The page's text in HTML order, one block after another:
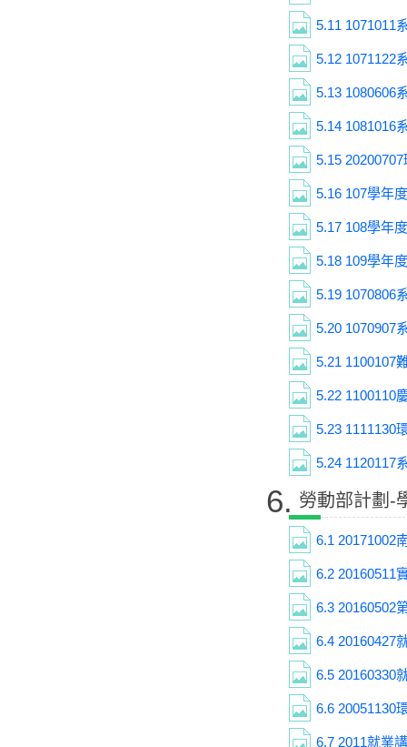
5.11 1071011
5.12 1071122
5.13 1080606
5.14 1081016
5.15
5.16 107學年
5.17 108學年
5.18 109學年
5.19 1070806
5.20 1070907
5.21 1100107
5.22 1100110
5.23 1111130
5.24 1120117
6. 勞動部計劃-
6.1 20171002
6.2 20160511
6.3 20160502
6.4 20160427
6.5 20160330
6.6 20051130
6.7 2011就業